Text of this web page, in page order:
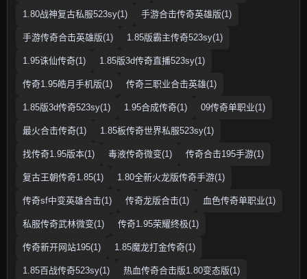
1.80战神复古私服523sy(1) 手游合击传奇英雄版(1)
手游传奇合击英雄版(1) 1.85版霸主传奇523sy(1)
1.95诛仙传奇(1) 1.85版3d传奇直播523sy(1)
传奇1.95皓月手机版(1) 传奇三职业合击英雄(1)
1.85版3d传奇523sy(1) 1.95合成传奇(1) 09传奇单职业(1)
最火合击传奇(1) 1.85板传奇世界私服523sy(1)
找传奇1.95版本(1) 毒液传奇微变(1) 传奇合击195手游(1)
复古王朝传奇1.85(1) 1.80全新火龙版传奇手游(1)
传奇sf中变英雄合击(1) 传奇龙版合击(1) 血色传奇单职业(1)
私服传奇武林微变(1) 传奇1.95荣耀终极(1)
传奇新开网站195(1) 1.85魔龙打金传奇(1)
1.85百战传奇523sy(1) 热血传奇合击版1.80变态版(1)